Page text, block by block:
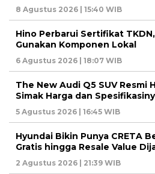
8 Agustus 2026 | 15:40 WIB
Hino Perbarui Sertifikat
Gunakan Komponen Lokal
6 Agustus 2026 | 18:07 WIB
The New Audi Q5 SUV Resmi
Simak Harga dan
5 Agustus 2026 | 16:45 WIB
Hyundai Bikin Punya CRETA
Gratis hingga Resale Value
2 Agustus 2026 | 21:39 WIB